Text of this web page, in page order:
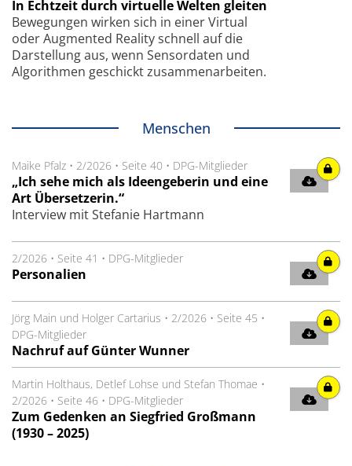
In Echtzeit durch virtuelle Welten gleiten
Bewegungen wirken sich in einer Virtual
oder Augmented Reality schnell auf die
Darstellung aus, wenn Sensordaten und
Algorithmen geschickt zusammenarbeiten.
Menschen
Maike Pfalz • 2/2026 • Seite 40 • DPG-Mitglieder
„Ich sehe mich als Ideengeberin und eine
Art Übersetzerin.“
Interview mit Stefanie Hartmann
2/2026 • Seite 41 • DPG-Mitglieder
Personalien
Jörg Main und Holger Cartarius • 2/2026 • Seite 45 •
DPG-Mitglieder
Nachruf auf Günter Wunner
Martin Holthaus, Detlef Lohse und Stefan Thomae •
2/2026 • Seite 46 • DPG-Mitglieder
Zum Gedenken an Siegfried Großmann
(1930 – 2025)